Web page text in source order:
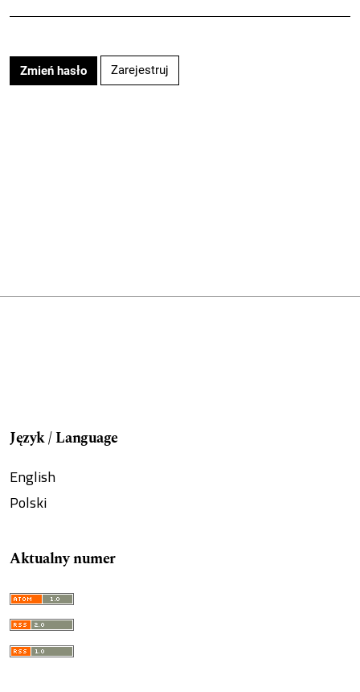
Zmień hasło Zarejestruj
Język / Language
English
Polski
Aktualny numer